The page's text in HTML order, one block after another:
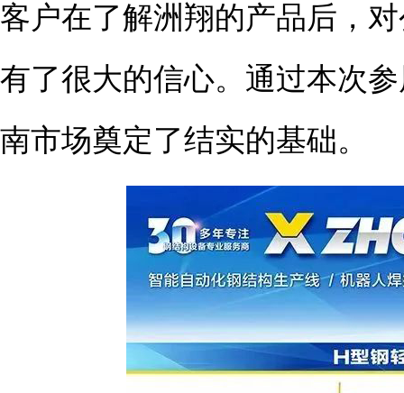
客户在了解洲翔的产品后，
有了很大的信心。通过本次
南市场奠定了结实的基础。